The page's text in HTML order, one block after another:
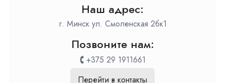
Наш адрес:
г. Минск ул. Смоленская 2бк1
Позвоните нам:
+375 29 1911661
Перейти в контакты